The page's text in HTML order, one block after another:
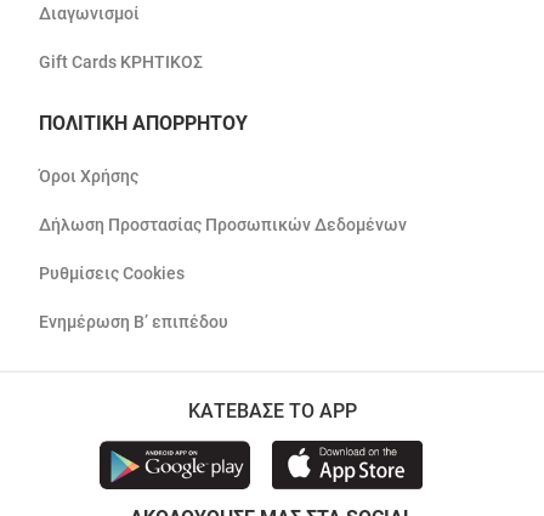
Διαγωνισμοί
Gift Cards ΚΡΗΤΙΚΟΣ
ΠΟΛΙΤΙΚΗ ΑΠΟΡΡΗΤΟΥ
Όροι Χρήσης
Δήλωση Προστασίας Προσωπικών Δεδομένων
Ρυθμίσεις Cookies
Ενημέρωση Β’ επιπέδου
ΚΑΤΕΒΑΣΕ ΤΟ APP